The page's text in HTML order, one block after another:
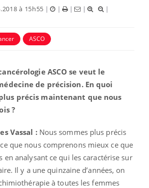
à 15h55 | | | |
|
ASCO
ASCO se veut le
de précision. En quoi
précis maintenant que nous
?
Vassal : Nous sommes plus précis
que nous comprenons mieux ce que
en analysant ce qui les caractérise sur
Il y a une quinzaine d’années, on
à toutes les femmes